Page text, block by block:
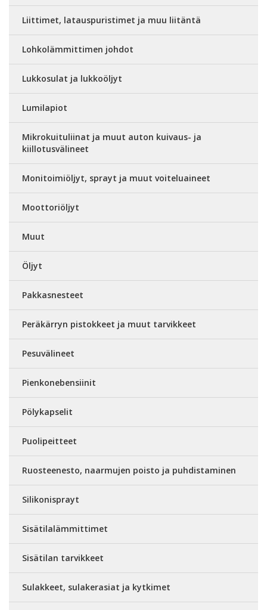
Liittimet, latauspuristimet ja muu liitäntä
Lohkolämmittimen johdot
Lukkosulat ja lukkoöljyt
Lumilapiot
Mikrokuituliinat ja muut auton kuivaus- ja
kiillotusvälineet
Monitoimiöljyt, sprayt ja muut voiteluaineet
Moottoriöljyt
Muut
Öljyt
Pakkasnesteet
Peräkärryn pistokkeet ja muut tarvikkeet
Pesuvälineet
Pienkonebensiinit
Pölykapselit
Puolipeitteet
Ruosteenesto, naarmujen poisto ja puhdistaminen
Silikonisprayt
Sisätilalämmittimet
Sisätilan tarvikkeet
Sulakkeet, sulakerasiat ja kytkimet